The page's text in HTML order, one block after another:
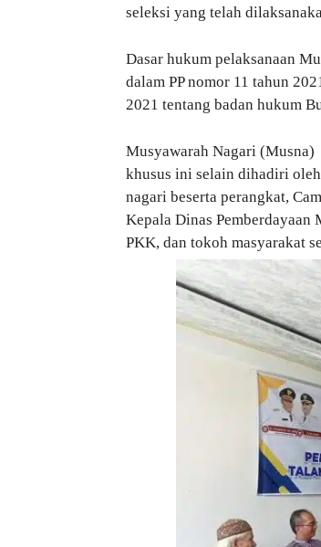
seleksi yang telah
Dasar hukum pelaksanaan
dalam PP nomor 11 tahun
2021 tentang badan hukum
Musyawarah Nagari (Musna)
khusus ini selain dihadiri
nagari beserta perangkat,
Kepala Dinas
PKK, dan tokoh masyarakat